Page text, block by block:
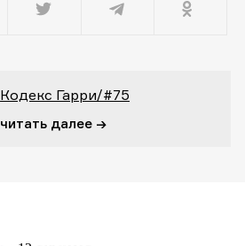
Кодекс Гарри/#75
читать далее →